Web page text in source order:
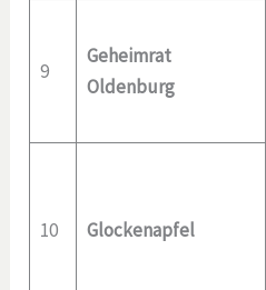
9
Geheimrat
Oldenburg
10 Glockenapfel